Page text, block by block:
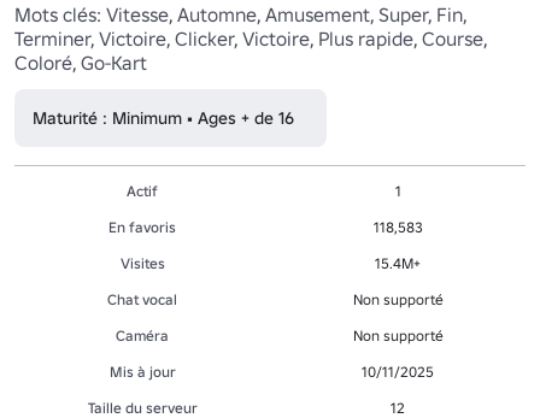
Mots clés: Vitesse, Automne, Amusement, Super, Fin,
Terminer, Victoire, Clicker, Victoire, Plus rapide, Course,
Coloré, Go-Kart
Maturité : Minimum • Ages + de 16
Actif
1
En favoris
118,583
Visites
15.4M+
Chat vocal
Non supporté
Caméra
Non supporté
Mis à jour
10/11/2025
Taille du serveur
12